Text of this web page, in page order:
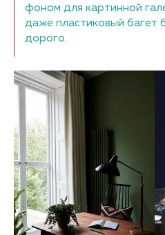
фоном для картинной
даже пластиковый багет
дорого.